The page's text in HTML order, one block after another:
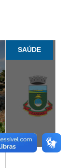
SAÚDE